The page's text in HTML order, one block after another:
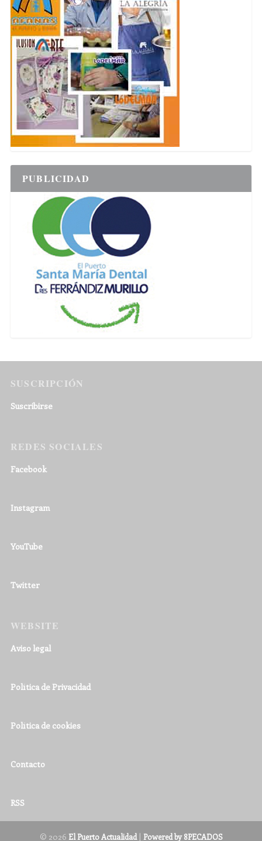
PUBLICIDAD
SUSCRIPCIÓN
Suscribirse
REDES SOCIALES
Facebook
Instagram
YouTube
Twitter
WEBSITE
Aviso legal
Política de Privacidad
Política de cookies
Contacto
RSS
© 2026 El Puerto Actualidad| Powered by 8PECADOS